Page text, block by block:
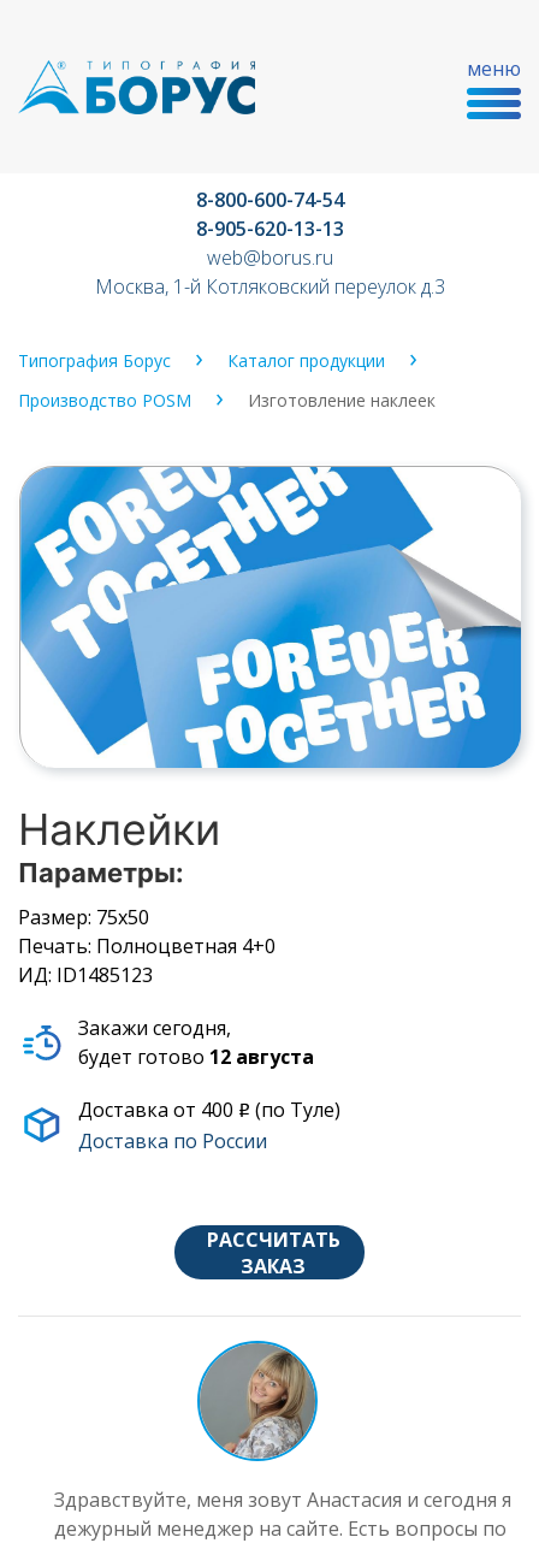
меню
8-800-600-74-54
8-905-620-13-13
web@borus.ru
Москва, 1-й Котляковский переулок д.3
Типография Борус
Каталог продукции
Производство POSM
Изготовление наклеек
Наклейки
Параметры:
Размер: 75х50
Печать: Полноцветная 4+0
ИД: ID1485123
Закажи сегодня,
будет готово 12 августа
Доставка от 400 o (по Туле)
Доставка по России
РАССЧИТАТЬ
ЗАКАЗ
Здравствуйте, меня зовут Анастасия и сегодня я
дежурный менеджер на сайте. Есть вопросы по